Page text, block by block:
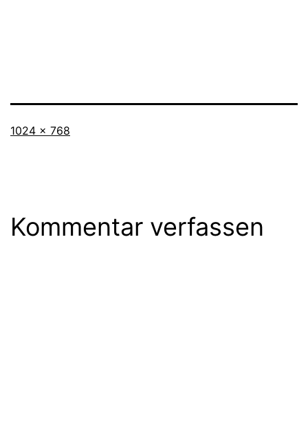
Originalgröße
1024 × 768
Kommentar verfassen